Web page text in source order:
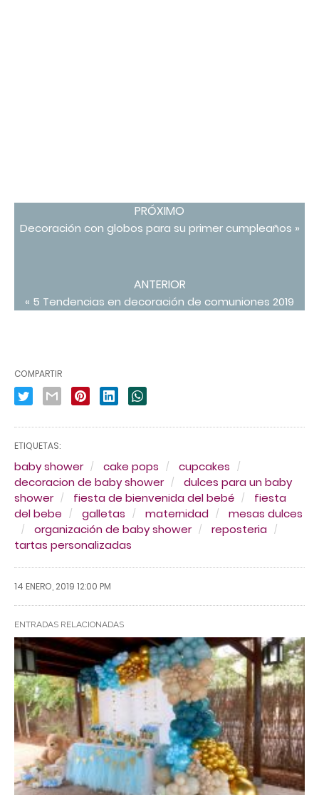
PRÓXIMO
Decoración con globos para su primer cumpleaños »
ANTERIOR
« 5 Tendencias en decoración de comuniones 2019
COMPARTIR
ETIQUETAS:
baby shower cake pops
cupcakes
decoracion de baby shower
dulces para un baby
shower
fiesta de bienvenida del bebé
fiesta
del bebe
galletas maternidad
mesas dulces
organización de baby shower
reposteria
tartas personalizadas
14 ENERO, 2019 12:00 PM
ENTRADAS RELACIONADAS